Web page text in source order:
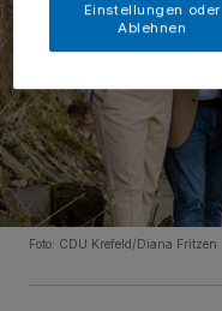
Foto: CDU Krefeld/Diana Fritzen
Einstellungen oder
Ablehnen